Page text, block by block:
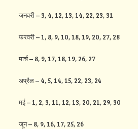
जनवरी – 3, 4, 12, 13, 14, 22, 23, 31
फरवरी – 1, 8, 9, 10, 18, 19, 20, 27, 28
मार्च – 8, 9, 17, 18, 19, 26, 27
अप्रैल – 4, 5, 14, 15, 22, 23, 24
मई – 1, 2, 3, 11, 12, 13, 20, 21, 29, 30
जून – 8, 9, 16, 17, 25, 26